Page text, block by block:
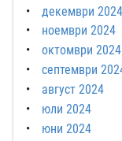
декември 2024
ноември 2024
октомври 2024
септември
август 2024
юли 2024
юни 2024